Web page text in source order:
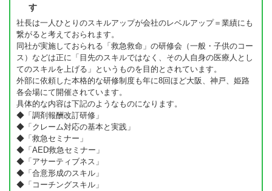
す
社長は一人ひとりのスキルアップが会社のレベルアップ＝業績にも
繋がると考えておられます。
同社が実施しておられる「救急救命」の研修会（一般・子供のコー
ス）などは正に「目先のスキルではなく、その人自身の医療人とし
てのスキルを上げる」というものを目的とされています。
外部に依頼した本格的な研修制度も年に8回ほど大阪、神戸、姫路
各会場にて開催されています。
具体的な内容は下記のようなものになります。
◆「調剤報酬改訂研修」
◆「クレーム対応の基本と実践」
◆「救急セミナー」
◆「AED救急セミナー」
◆「アサーティブネス」
◆「合意形成のスキル」
◆「コーチングスキル」